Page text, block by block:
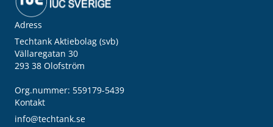
Adress
Techtank Aktiebolag (svb)
Vällaregatan 30
293 38 Olofström
Org.nummer: 559179-5439
Kontakt
info@techtank.se